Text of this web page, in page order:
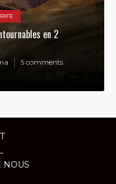
en 2
5 comments
NOUS